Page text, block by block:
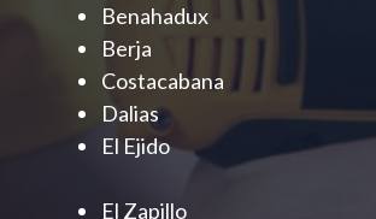
Benahadux
Berja
Costacabana
Dalias
El Ejido
El Zapillo